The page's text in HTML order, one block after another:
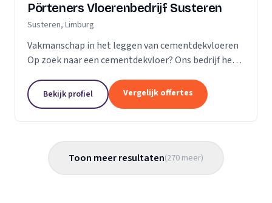
Pörteners Vloerenbedrijf Susteren
Susteren, Limburg
Vakmanschap in het leggen van cementdekvloeren
Op zoek naar een cementdekvloer? Ons bedrijf heeft
ervaring wat betreft woningbouw en utiliteitsbouw.
Bekijk profiel Vergelijk offertes
Toon meer resultaten(270 meer)